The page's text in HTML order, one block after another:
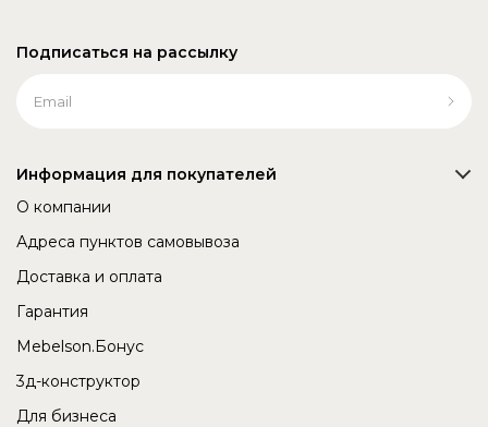
Подписаться на рассылку
Информация для покупателей
О компании
Адреса пунктов самовывоза
Доставка и оплата
Гарантия
Mebelson.Бонус
3д-конструктор
Для бизнеса